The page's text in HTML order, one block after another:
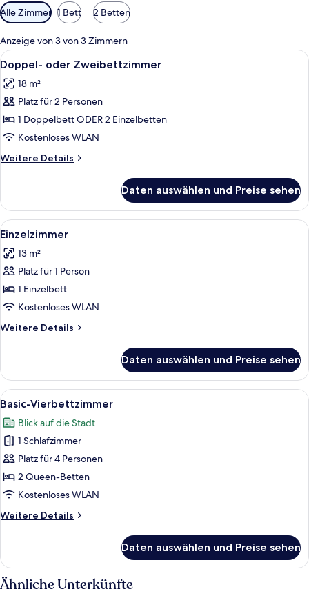
Verfügbare
Filter
für
Zimmer
Alle Zimmer 1 Bett 2 Betten
Anzeige von 3 von 3 Zimmern
Alle
Fotos
für
Doppel-
oder
Zweibettzimmer
anzeigen
Ein Hotelzimmer mit einem großen
3
Doppel- oder Zweibettzimmer
18 m²
Platz für 2 Personen
1 Doppelbett ODER 2 Einzelbetten
Kostenloses WLAN
Weitere Details
Weitere
oder
Zweibettzimmer
Daten auswählen und Preise sehen
Alle
Fotos
für
Einzelzimmer
anzeigen
Ein Hotelzimmer mit blauem,
2
Einzelzimmer
13 m²
Platz für 1 Person
1 Einzelbett
Kostenloses WLAN
Weitere Details
Weitere
Daten auswählen und Preise sehen
Alle
Fotos
für
Basic-
Vierbettzimmer
anzeigen
Ein Hotelzimmer mit blauem,
4
Basic-Vierbettzimmer
Blick auf die Stadt
1 Schlafzimmer
Platz für 4 Personen
2 Queen-Betten
Kostenloses WLAN
Weitere Details
Weitere
Vierbettzimmer
Daten auswählen und Preise sehen
Ähnliche Unterkünfte